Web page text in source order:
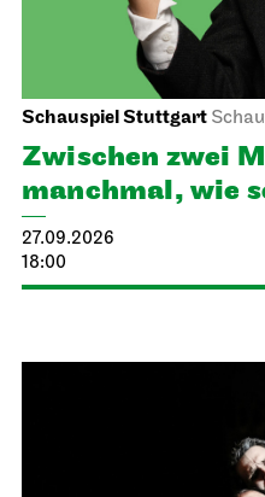
Schauspiel Stuttgart
Zwischen zwei
manch­mal, wie
27.09.2026
18:00